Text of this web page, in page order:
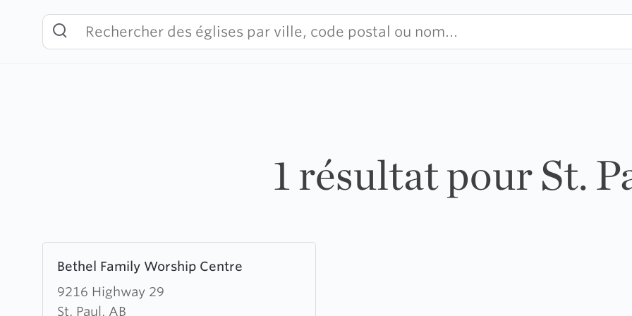
1 résultat pour St.
Bethel Family Worship Centre
9216 Highway 29
St. Paul, AB
more
about
Bethel